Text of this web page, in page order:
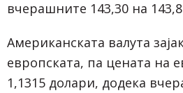
вчерашните 143,30 на
Американската валута
европската, па цената на
1,1315 долари, додека